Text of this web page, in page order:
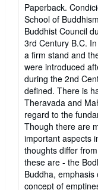
Paperback.
School of
Buddhist Council
3rd Century B.C.
a firm stand and
were introduced
during the 2nd
defined. There is
Theravada and
regard to the
Though there are
important aspects
thoughts differ
these are - the
Buddha,
concept of